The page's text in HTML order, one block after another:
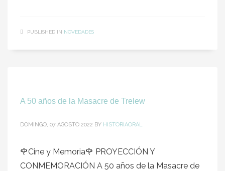
PUBLISHED IN NOVEDADES
A 50 años de la Masacre de Trelew
DOMINGO, 07 AGOSTO 2022 BY HISTORIAORAL
🌹Cine y Memoria🌹 PROYECCIÓN Y
CONMEMORACIÓN A 50 años de la Masacre de